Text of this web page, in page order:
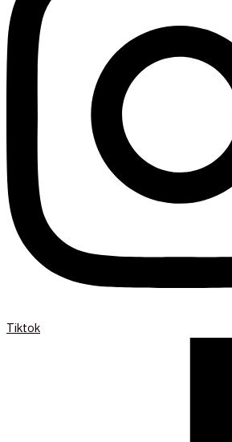
Tiktok